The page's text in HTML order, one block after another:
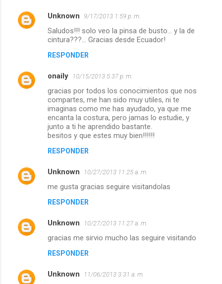
Unknown 9/17/2013 1:59 p. m.
Saludos!!! solo veo la pinsa de busto... y la de
cintura???... Gracias desde Ecuador!
RESPONDER
onaily 10/15/2013 5:37 p. m.
gracias por todos los conocimientos que nos
compartes, me han sido muy utiles, ni te
imaginas como me has ayudado, ya que me
encanta la costura, pero jamas lo estudie, y
junto a ti he aprendido bastante.
besitos y que estes muy bien!!!!!!
RESPONDER
Unknown 10/27/2013 11:25 a. m.
me gusta gracias seguire visitandolas
RESPONDER
Unknown 10/27/2013 11:27 a. m.
gracias me sirvio mucho las seguire visitando
RESPONDER
Unknown 11/06/2013 3:31 a. m.